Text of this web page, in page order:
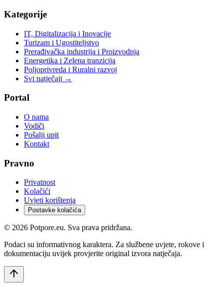
Kategorije
IT, Digitalizacija i Inovacije
Turizam i Ugostiteljstvo
Prerađivačka industrija i Proizvodnja
Energetika i Zelena tranzicija
Poljoprivreda i Ruralni razvoj
Svi natječaji →
Portal
O nama
Vodiči
Pošalji upit
Kontakt
Pravno
Privatnost
Kolačići
Uvjeti korištenja
Postavke kolačića
© 2026 Potpore.eu. Sva prava pridržana.
Podaci su informativnog karaktera. Za službene uvjete, rokove i
dokumentaciju uvijek provjerite original izvora natječaja.